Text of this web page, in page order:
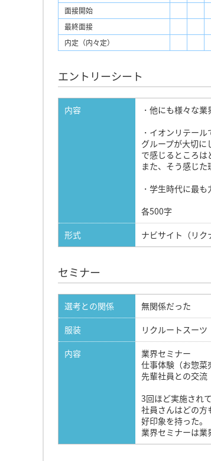
面接開始
最終面接
内定（内々定）
エントリーシート
内容
・他にも様々な
・イオンリテー
グループが大切に
で感じるところは
また、そう感じた
・学生時代に最
各500字
形式
ナビサイト（リク
セミナー
選考との関係
無関係だった
服装
リクルートスーツ
内容
業界セミナー
仕事体験（お惣菜
先輩社員との交流
3回ほど実施され
社員さんはどの方
好印象を持った。
業界セミナーは業